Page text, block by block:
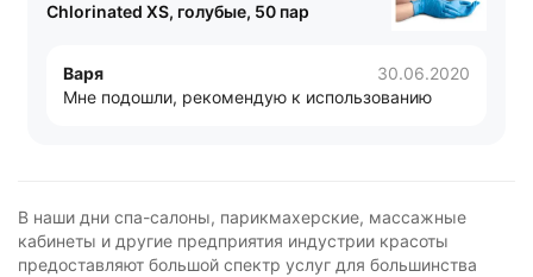
Chlorinated XS, голубые, 50 пар
Варя
30.06.2020
Мне подошли, рекомендую к использованию
В наши дни спа-салоны, парикмахерские, массажные
кабинеты и другие предприятия индустрии красоты
предоставляют большой спектр услуг для большинства